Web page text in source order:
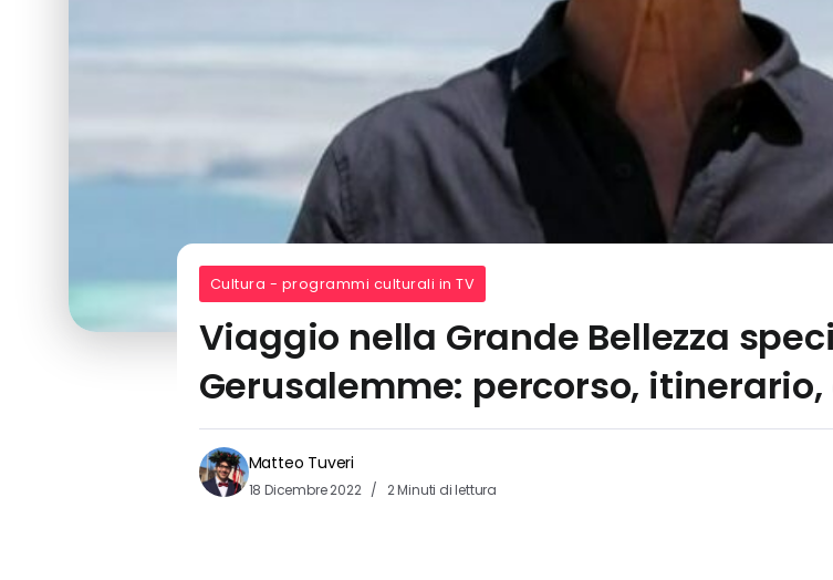
Cultura - programmi culturali in TV
Viaggio nella Grande Bellezza
Gerusalemme: percorso,
Matteo Tuveri
18 Dicembre 2022 2 Minuti di lettura